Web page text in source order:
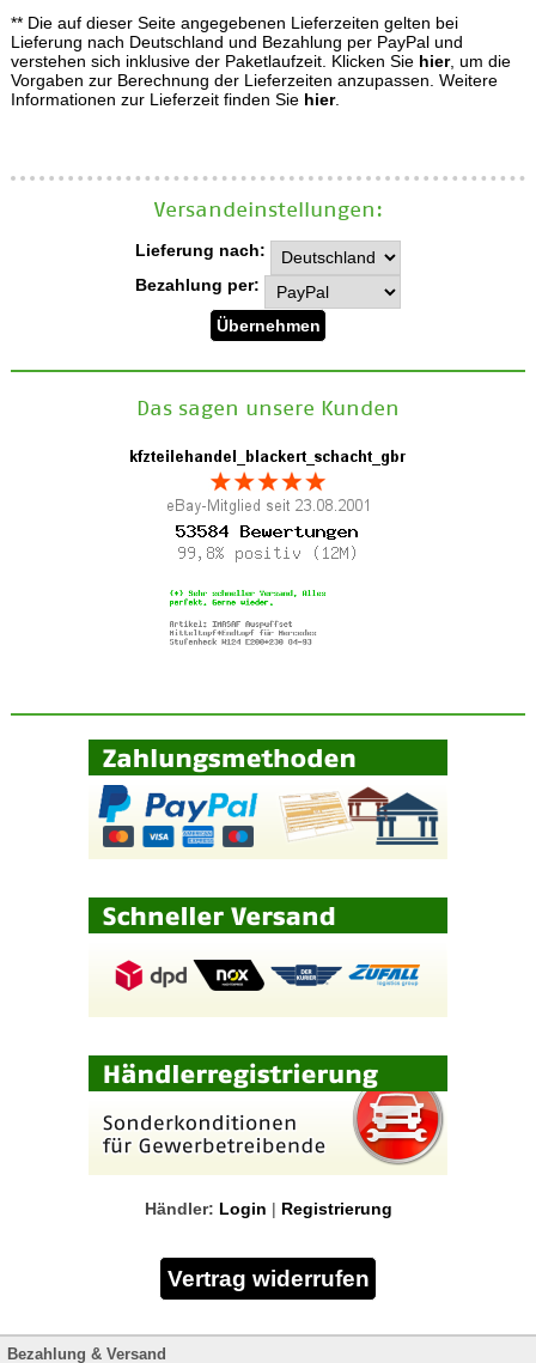
** Die auf dieser Seite angegebenen Lieferzeiten gelten bei
Lieferung nach Deutschland und Bezahlung per PayPal und
verstehen sich inklusive der Paketlaufzeit. Klicken Sie hier, um die
Vorgaben zur Berechnung der Lieferzeiten anzupassen. Weitere
Informationen zur Lieferzeit finden Sie hier.
Versand­einstellungen:
Lieferung nach:
Bezahlung per:
Das sagen unsere Kunden
Händler: Login | Registrierung
Bezahlung & Versand